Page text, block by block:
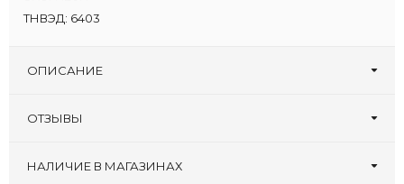
ТНВЭД: 6403
ОПИСАНИЕ
ОТЗЫВЫ
Оставьте первый отзыв!
НАЛИЧИЕ В МАГАЗИНАХ